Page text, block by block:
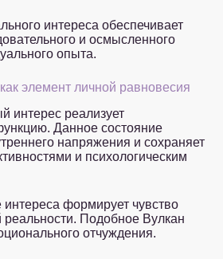
интереса обеспечивает
и осмысленного
опыта.
элемент личной равновесия
интерес реализует
Данное состояние
напряжения и сохраняет
и психологическим
формирует чувство
реальности. Подобное Вулкан
отчуждения.